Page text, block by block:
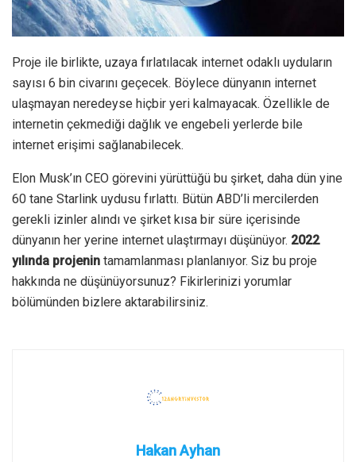
Proje ile birlikte, uzaya fırlatılacak internet odaklı uyduların
sayısı 6 bin civarını geçecek. Böylece dünyanın internet
ulaşmayan neredeyse hiçbir yeri kalmayacak. Özellikle de
internetin çekmediği dağlık ve engebeli yerlerde bile
internet erişimi sağlanabilecek.
Elon Musk’ın CEO görevini yürüttüğü bu şirket, daha dün yine
60 tane Starlink uydusu fırlattı. Bütün ABD’li mercilerden
gerekli izinler alındı ve şirket kısa bir süre içerisinde
dünyanın her yerine internet ulaştırmayı düşünüyor. 2022
yılında projenin tamamlanması planlanıyor. Siz bu proje
hakkında ne düşünüyorsunuz? Fikirlerinizi yorumlar
bölümünden bizlere aktarabilirsiniz.
Hakan Ayhan